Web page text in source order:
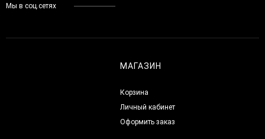
Мы в соц.сетях
МАГАЗИН
Корзина
Личный кабинет
Оформить заказ